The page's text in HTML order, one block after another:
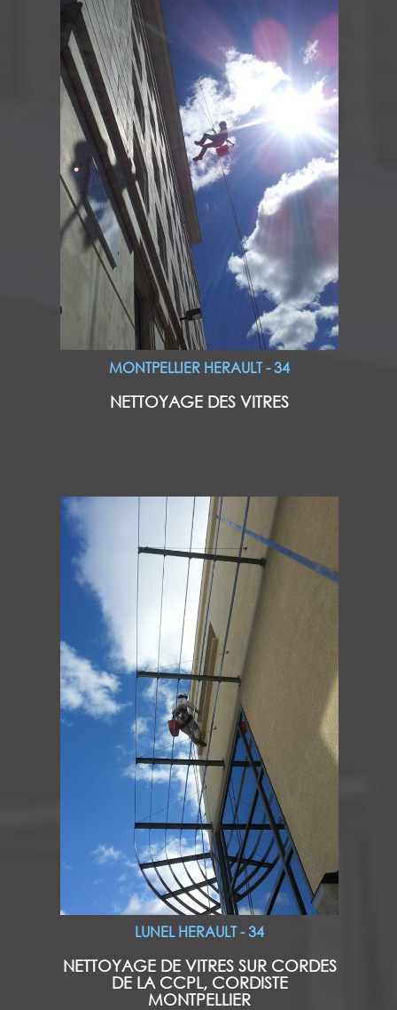
MONTPELLIER HERAULT - 34
NETTOYAGE DES VITRES
LUNEL HERAULT - 34
NETTOYAGE DE VITRES SUR CORDES
DE LA CCPL, CORDISTE
MONTPELLIER